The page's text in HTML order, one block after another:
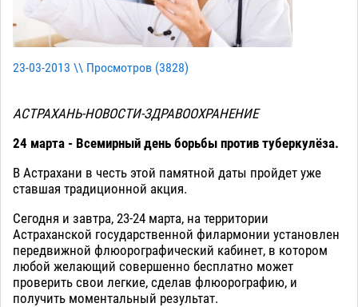
23-03-2013 \\ Просмотров (3828)
АСТРАХАНЬ-НОВОСТИ-ЗДРАВООХРАНЕНИЕ
24 марта - Всемирный день борьбы против туберкулёза.
В Астрахани в честь этой памятной даты пройдет уже
ставшая традиционной акция.
Сегодня и завтра, 23-24 марта, на территории
Астраханской государственной филармонии установлен
передвижной флюорографический кабинет, в котором
любой желающий совершенно бесплатно может
проверить свои легкие, сделав флюорографию, и
получить моментальный результат.